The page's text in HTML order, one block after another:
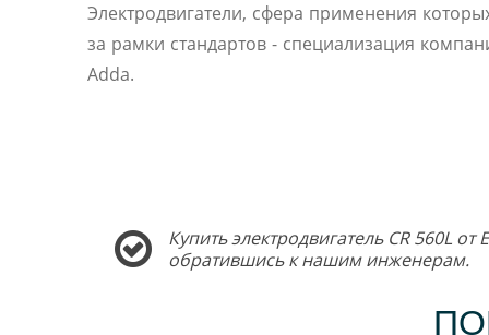
Электродвигатели, сфера применения
за рамки стандартов - специализация
Adda.
Купить электродвигатель CR 560L
обратившись к нашим инженерам.